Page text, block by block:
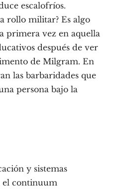
escalofríos.
rollo militar? Es algo
primera vez en aquella
después de ver
de Milgram. En
las barbaridades que
persona bajo la